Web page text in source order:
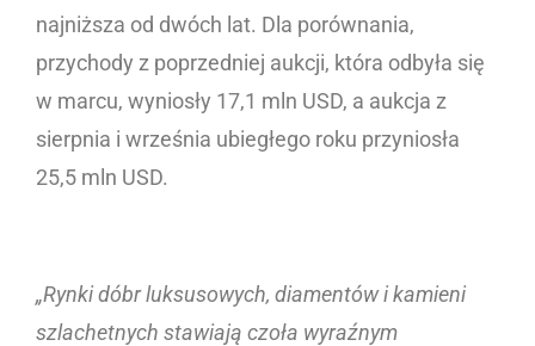
najniższa od dwóch lat. Dla porównania,
przychody z poprzedniej aukcji, która odbyła się
w marcu, wyniosły 17,1 mln USD, a aukcja z
sierpnia i września ubiegłego roku przyniosła
25,5 mln USD.
„Rynki dóbr luksusowych, diamentów i kamieni
szlachetnych stawiają czoła wyraźnym